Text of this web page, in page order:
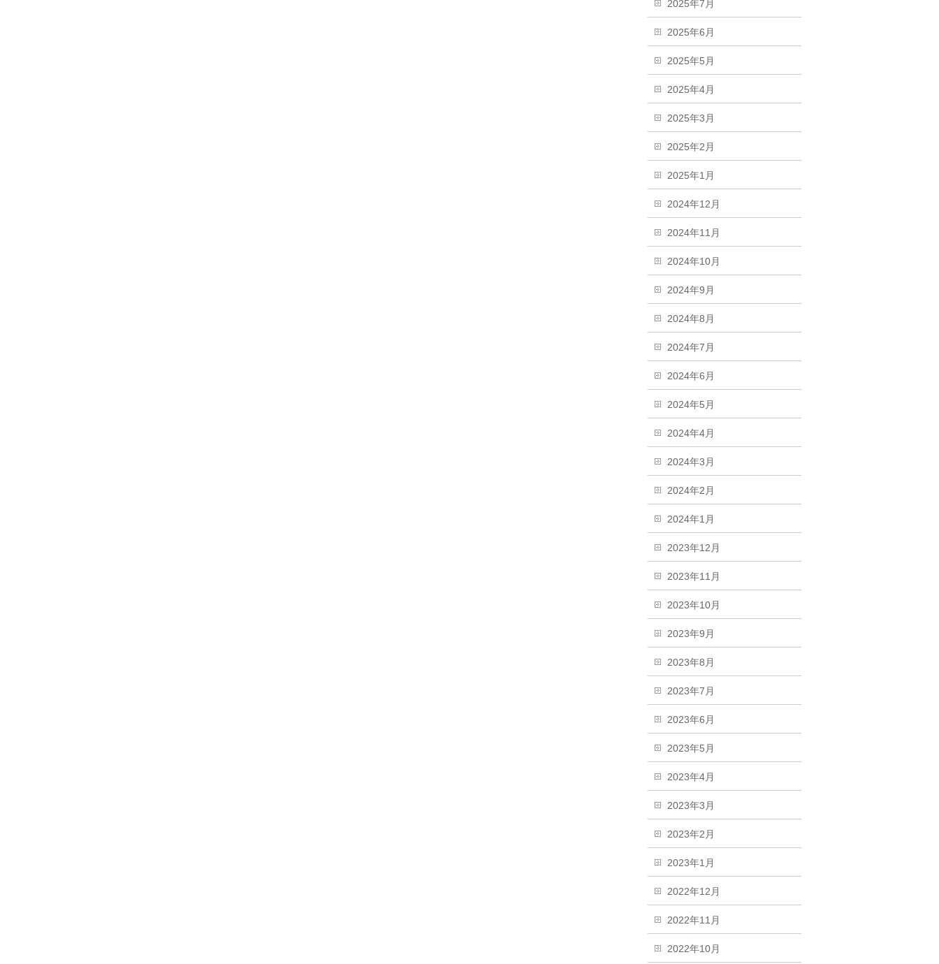
2025年7月
2025年6月
2025年5月
2025年4月
2025年3月
2025年2月
2025年1月
2024年12月
2024年11月
2024年10月
2024年9月
2024年8月
2024年7月
2024年6月
2024年5月
2024年4月
2024年3月
2024年2月
2024年1月
2023年12月
2023年11月
2023年10月
2023年9月
2023年8月
2023年7月
2023年6月
2023年5月
2023年4月
2023年3月
2023年2月
2023年1月
2022年12月
2022年11月
2022年10月